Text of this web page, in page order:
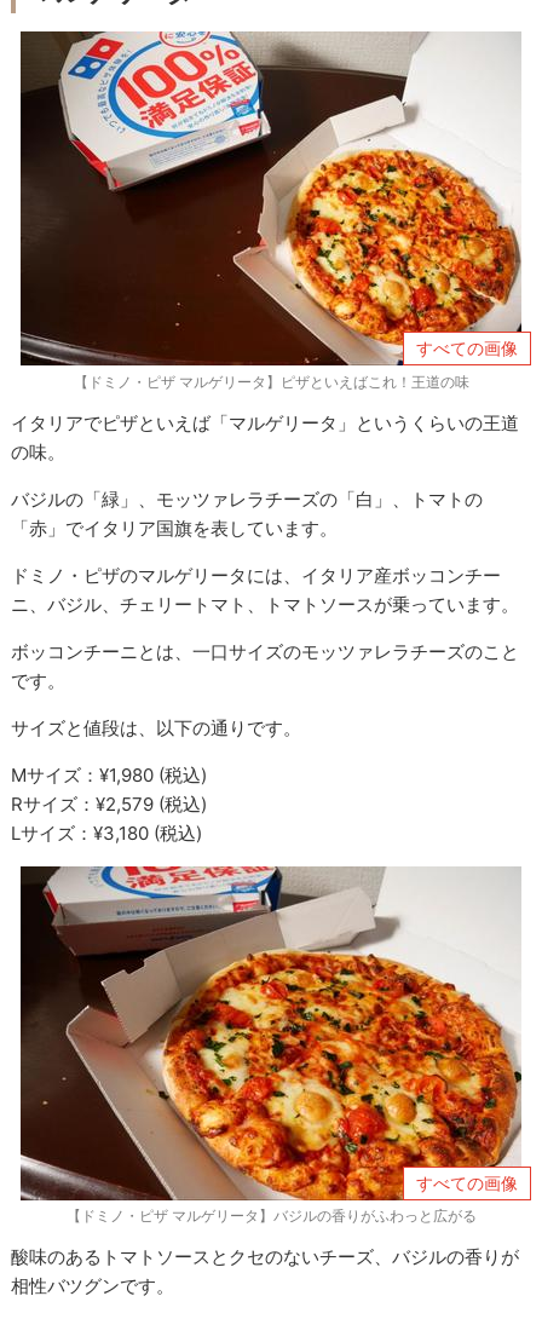
すべての画像
【ドミノ・ピザ マルゲリータ】ピザといえばこれ！王道の味
イタリアでピザといえば「マルゲリータ」というくらいの王道
の味。
バジルの「緑」、モッツァレラチーズの「白」、トマトの
「赤」でイタリア国旗を表しています。
ドミノ・ピザのマルゲリータには、イタリア産ボッコンチー
ニ、バジル、チェリートマト、トマトソースが乗っています。
ボッコンチーニとは、一口サイズのモッツァレラチーズのこと
です。
サイズと値段は、以下の通りです。
Mサイズ：¥1,980 (税込)
Rサイズ：¥2,579 (税込)
Lサイズ：¥3,180 (税込)
すべての画像
【ドミノ・ピザ マルゲリータ】バジルの香りがふわっと広がる
酸味のあるトマトソースとクセのないチーズ、バジルの香りが
相性バツグンです。